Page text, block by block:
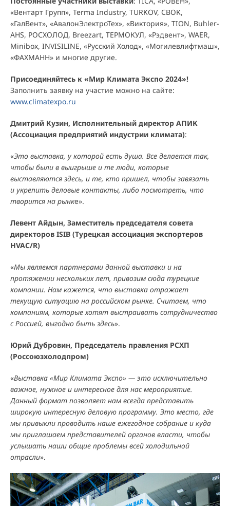
«Вентарт Групп», Terma Industry, TURKOV, СВОК,
«ГалВент», «АвалонЭлектроТех», «Виктория», TION, Buhler-
AHS, РОСХОЛОД, Breezart, ТЕРМОКУЛ, «Рэдвент», WAER,
Minibox, INVISILINE, «Русский Холод», «Могилевлифтмаш»,
«ФАХМАНН» и многие другие.
Присоединяйтесь к «Мир Климата Экспо 2024»!
Заполнить заявку на участие можно на сайте:
www.climatexpo.ru
Дмитрий Кузин, Исполнительный директор АПИК
(Ассоциация предприятий индустрии климата):
«Это выставка, у которой есть душа. Все делается так,
чтобы были в выигрыше и те люди, которые
выставляются здесь, и те, кто пришел, чтобы завязать
и укрепить деловые контакты, либо посмотреть, что
творится на рынке».
Левент Айдын, Заместитель председателя совета
директоров ISIB (Турецкая ассоциация экспортeров
HVAC/R)
«Мы являемся партнерами данной выставки и на
протяжении нескольких лет, привозим сюда турецкие
компании. Нам кажется, что выставка отражает
текущую ситуацию на российском рынке. Считаем, что
компаниям, которые хотят выстраивать сотрудничество
с Россией, выгодно быть здесь».
Юрий Дубровин, Председатель правления РСХП
(Россоюзхолодпром)
«Выставка «Мир Климата Экспо» — это исключительно
важное, нужное и интересное для нас мероприятие.
Данный формат позволяет нам всегда представить
широкую интересную деловую программу. Это место, где
мы привыкли проводить наше ежегодное собрание и куда
мы приглашаем представителей органов власти, чтобы
услышать наши общие проблемы всей холодильной
отрасли».